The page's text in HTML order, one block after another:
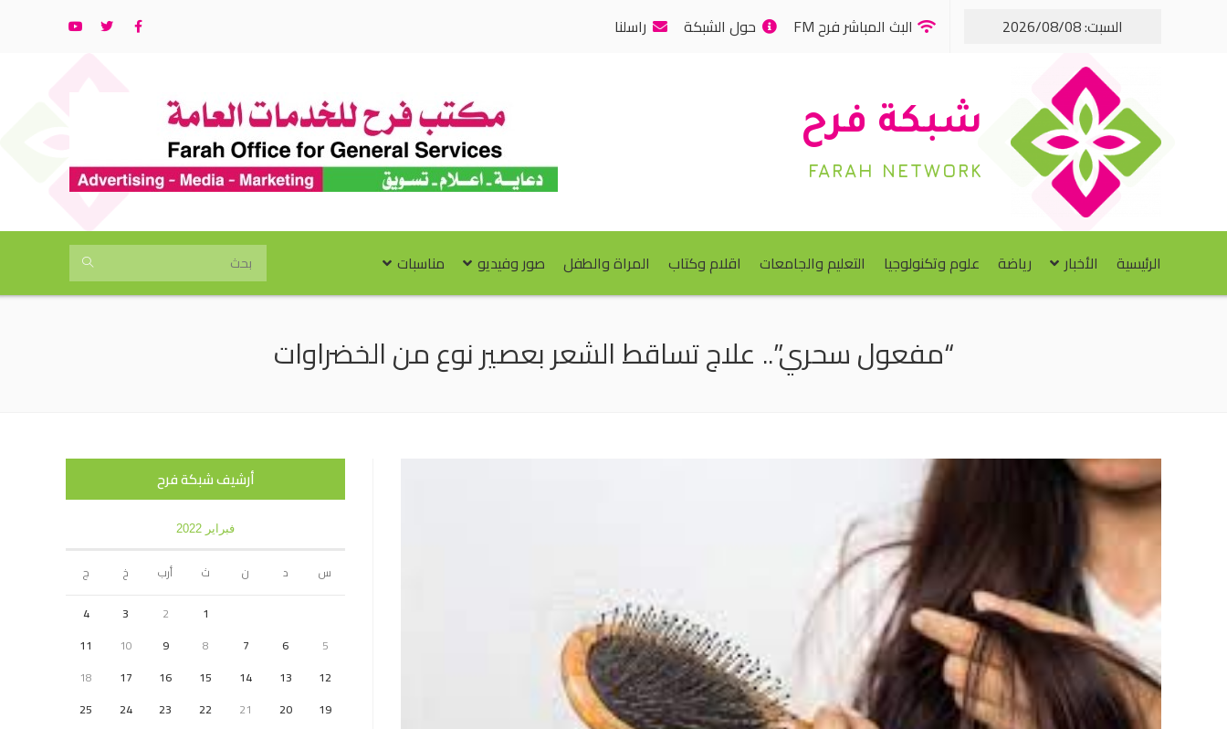
السبت: 2026/08/08 البث المباشر فرح FM حول الشبكة راسلنا
شبكة فرح
FARAH NETWORK
الرئيسية الأخبار رياضة علوم وتكنولوجيا التعليم والجامعات اقلام وكتاب المراة والطفل صور وفيديو مناسبات
“مفعول سحري”.. علاج تساقط الشعر بعصير نوع من الخضراوات
أرشيف شبكة فرح
فبراير 2022
س د ن ث أرب خ
ج
1
2
3
4
5
6
7
8
9
10
11
12
13
14
15
16
17
18
19
20
21
22
23
24
25